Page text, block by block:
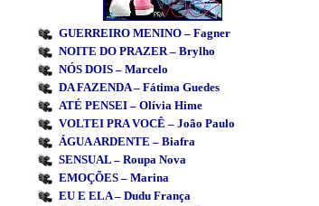
GUERREIRO MENINO – Fagner
NOITE DO PRAZER – Brylho
NÓS DOIS – Marcelo
DA FAZENDA – Fátima Guedes
ATÉ PENSEI – Olívia Hime
VOLTEI PRA VOCÊ – João Paulo
ÁGUA ARDENTE – Biafra
SENSUAL – Roupa Nova
EMOÇÕES – Marina
EU E ELA – Dudu França